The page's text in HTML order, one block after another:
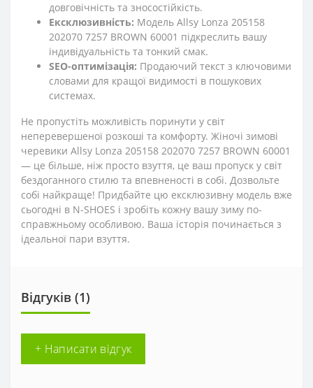
довговічність та зносостійкість.
Ексклюзивність: Модель Allsy Lonza 205158
202070 7257 BROWN 60001 підкреслить вашу
індивідуальність та тонкий смак.
SEO-оптимізація: Продаючий текст з ключовими
словами для кращої видимості в пошукових
системах.
Не пропустіть можливість поринути у світ
неперевершеної розкоші та комфорту. Жіночі зимові
черевики Allsy Lonza 205158 202070 7257 BROWN 60001
— це більше, ніж просто взуття, це ваш пропуск у світ
бездоганного стилю та впевненості в собі. Дозвольте
собі найкраще! Придбайте цю ексклюзивну модель вже
сьогодні в N-SHOES і зробіть кожну вашу зиму по-
справжньому особливою. Ваша історія починається з
ідеальної пари взуття.
Відгуків (1)
+ Написати відгук